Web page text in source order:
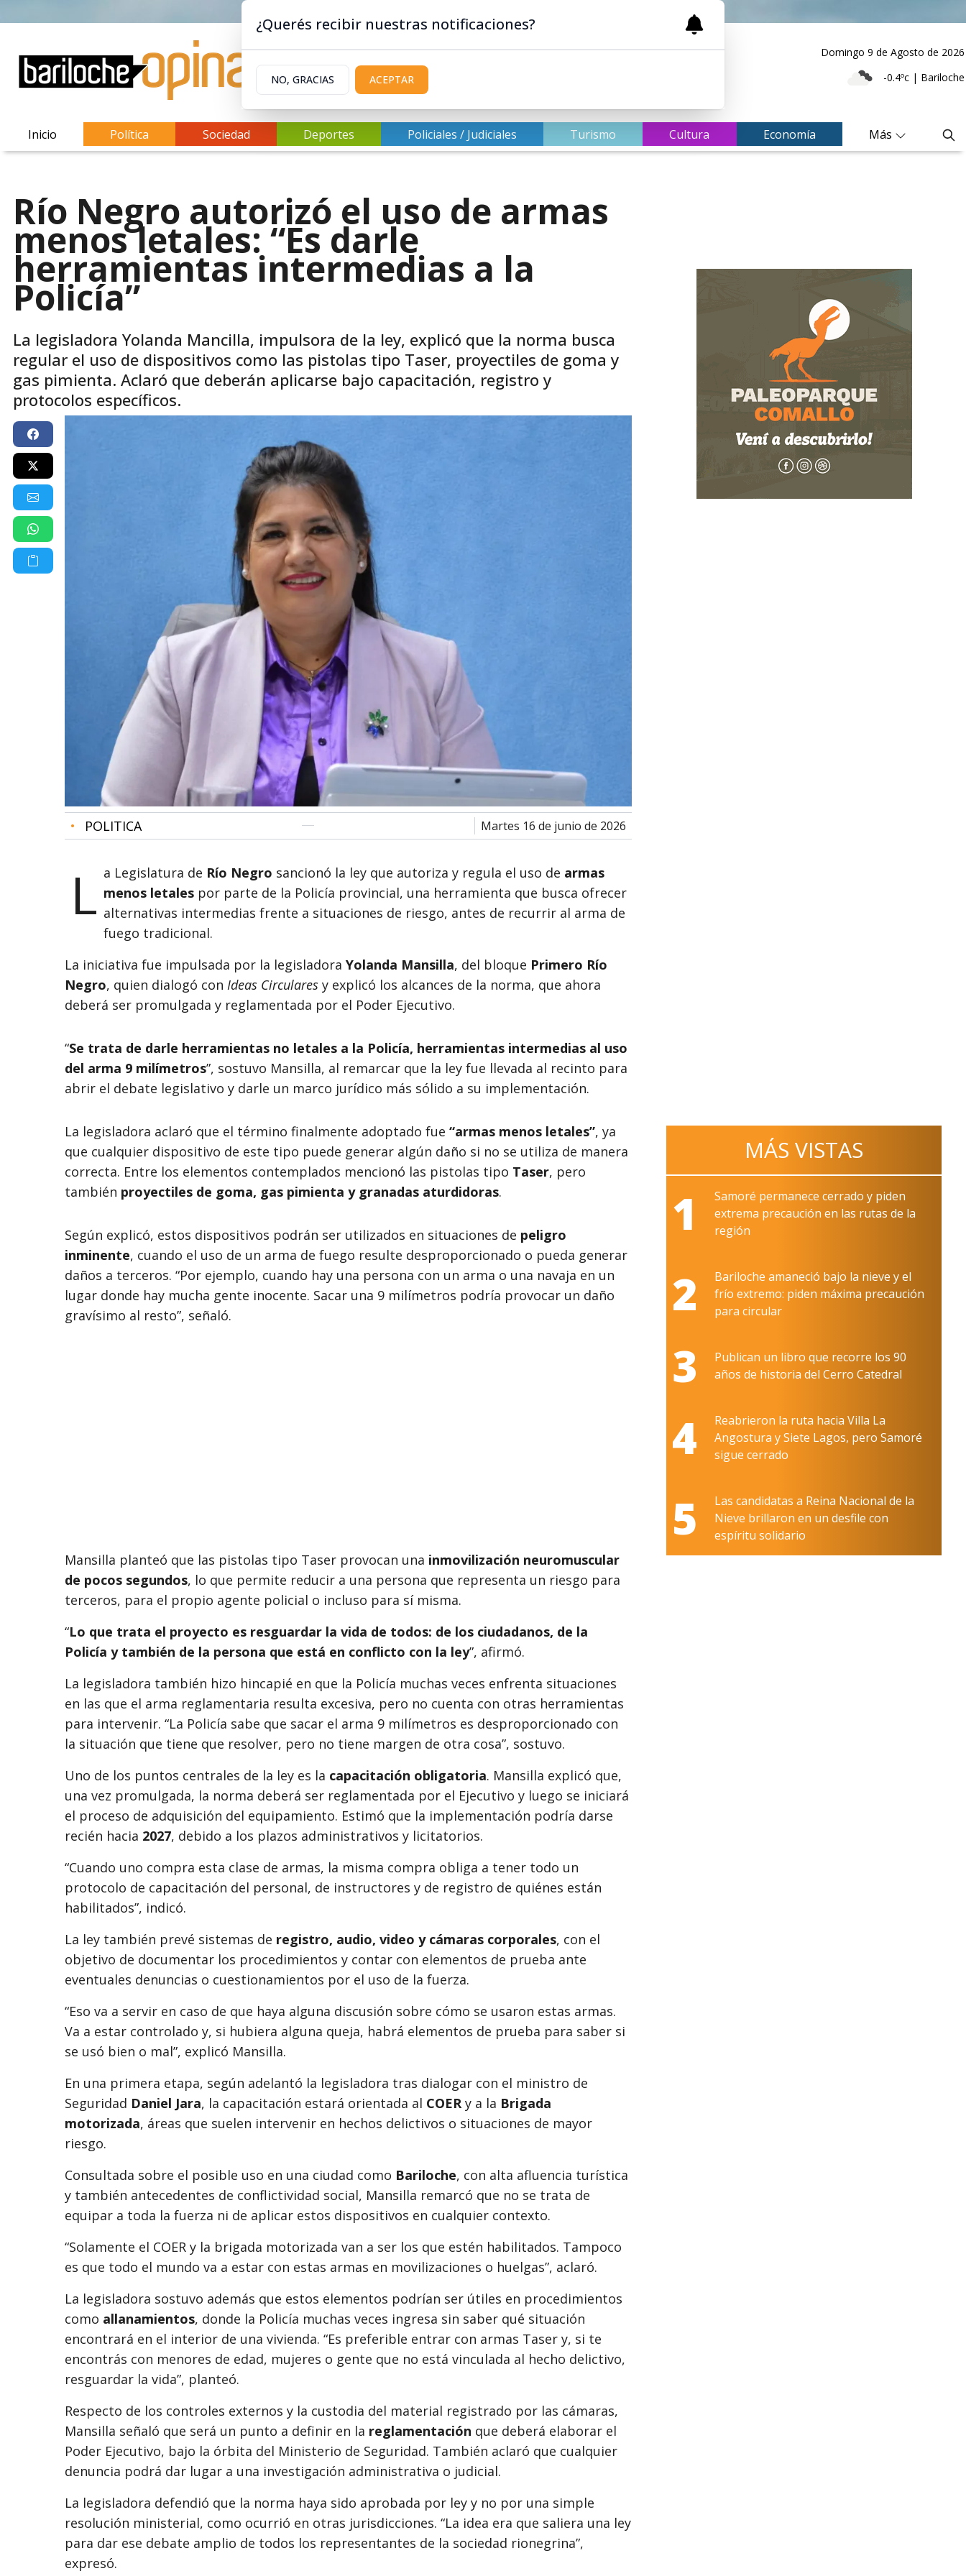
Domingo 9 de Agosto de 2026
-0.4ºc | Bariloche
Inicio Política Sociedad Deportes Policiales / Judiciales Turismo Cultura Economía Más
Río Negro autorizó el uso de armas
menos letales: “Es darle
herramientas intermedias a la
Policía”
La legisladora Yolanda Mancilla, impulsora de la ley, explicó que la norma busca
regular el uso de dispositivos como las pistolas tipo Taser, proyectiles de goma y
gas pimienta. Aclaró que deberán aplicarse bajo capacitación, registro y
protocolos específicos.
• POLITICA martes 16 de junio de 2026
L a Legislatura de Río Negro sancionó la ley que autoriza y regula el uso de armas
menos letalespor parte de la Policía provincial, una herramienta que busca ofrecer
alternativas intermedias frente a situaciones de riesgo, antes de recurrir al arma de
fuego tradicional.
La iniciativa fue impulsada por la legisladora Yolanda Mansilla, del bloque Primero Río
Negro, quien dialogó con Ideas Circularesy explicó los alcances de la norma, que ahora
deberá ser promulgada y reglamentada por el Poder Ejecutivo.
“Se trata de darle herramientas no letales a la Policía, herramientas intermedias al uso
del arma 9 milímetros”, sostuvo Mansilla, al remarcar que la ley fue llevada al recinto para
abrir el debate legislativo y darle un marco jurídico más sólido a su implementación.
La legisladora aclaró que el término finalmente adoptado fue “armas menos letales”, ya
que cualquier dispositivo de este tipo puede generar algún daño si no se utiliza de manera
correcta. Entre los elementos contemplados mencionó las pistolas tipo Taser, pero
también proyectiles de goma, gas pimienta y granadas aturdidoras.
Según explicó, estos dispositivos podrán ser utilizados en situaciones de peligro
inminente, cuando el uso de un arma de fuego resulte desproporcionado o pueda generar
daños a terceros. “Por ejemplo, cuando hay una persona con un arma o una navaja en un
lugar donde hay mucha gente inocente. Sacar una 9 milímetros podría provocar un daño
gravísimo al resto”, señaló.
Mansilla planteó que las pistolas tipo Taser provocan una inmovilización neuromuscular
de pocos segundos, lo que permite reducir a una persona que representa un riesgo para
terceros, para el propio agente policial o incluso para sí misma.
“Lo que trata el proyecto es resguardar la vida de todos: de los ciudadanos, de la
Policía y también de la persona que está en conflicto con la ley”, afirmó.
La legisladora también hizo hincapié en que la Policía muchas veces enfrenta situaciones
en las que el arma reglamentaria resulta excesiva, pero no cuenta con otras herramientas
para intervenir. “La Policía sabe que sacar el arma 9 milímetros es desproporcionado con
la situación que tiene que resolver, pero no tiene margen de otra cosa”, sostuvo.
Uno de los puntos centrales de la ley es la capacitación obligatoria. Mansilla explicó que,
una vez promulgada, la norma deberá ser reglamentada por el Ejecutivo y luego se iniciará
el proceso de adquisición del equipamiento. Estimó que la implementación podría darse
recién hacia 2027, debido a los plazos administrativos y licitatorios.
“Cuando uno compra esta clase de armas, la misma compra obliga a tener todo un
protocolo de capacitación del personal, de instructores y de registro de quiénes están
habilitados”, indicó.
La ley también prevé sistemas de registro, audio, video y cámaras corporales, con el
objetivo de documentar los procedimientos y contar con elementos de prueba ante
eventuales denuncias o cuestionamientos por el uso de la fuerza.
“Eso va a servir en caso de que haya alguna discusión sobre cómo se usaron estas armas.
Va a estar controlado y, si hubiera alguna queja, habrá elementos de prueba para saber si
se usó bien o mal”, explicó Mansilla.
En una primera etapa, según adelantó la legisladora tras dialogar con el ministro de
Seguridad Daniel Jara, la capacitación estará orientada al COERy a la Brigada
motorizada, áreas que suelen intervenir en hechos delictivos o situaciones de mayor
riesgo.
Consultada sobre el posible uso en una ciudad como Bariloche, con alta afluencia turística
y también antecedentes de conflictividad social, Mansilla remarcó que no se trata de
equipar a toda la fuerza ni de aplicar estos dispositivos en cualquier contexto.
“Solamente el COER y la brigada motorizada van a ser los que estén habilitados. Tampoco
es que todo el mundo va a estar con estas armas en movilizaciones o huelgas”, aclaró.
La legisladora sostuvo además que estos elementos podrían ser útiles en procedimientos
como allanamientos, donde la Policía muchas veces ingresa sin saber qué situación
encontrará en el interior de una vivienda. “Es preferible entrar con armas Taser y, si te
encontrás con menores de edad, mujeres o gente que no está vinculada al hecho delictivo,
resguardar la vida”, planteó.
Respecto de los controles externos y la custodia del material registrado por las cámaras,
Mansilla señaló que será un punto a definir en la reglamentación que deberá elaborar el
Poder Ejecutivo, bajo la órbita del Ministerio de Seguridad. También aclaró que cualquier
denuncia podrá dar lugar a una investigación administrativa o judicial.
La legisladora defendió que la norma haya sido aprobada por ley y no por una simple
resolución ministerial, como ocurrió en otras jurisdicciones. “La idea era que saliera una ley
para dar ese debate amplio de todos los representantes de la sociedad rionegrina”,
expresó.
MÁS VISTAS
1
Samoré permanece cerrado y piden
extrema precaución en las rutas de la
región
2
Bariloche amaneció bajo la nieve y el
frío extremo: piden máxima precaución
para circular
3
Publican un libro que recorre los 90
años de historia del Cerro Catedral
4
Reabrieron la ruta hacia Villa La
Angostura y Siete Lagos, pero Samoré
sigue cerrado
5
Las candidatas a Reina Nacional de la
Nieve brillaron en un desfile con
espíritu solidario
¿Querés recibir nuestras notificaciones?
NO, GRACIAS ACEPTAR